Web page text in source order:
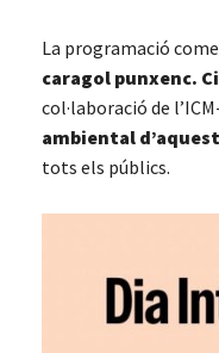
La programació
caragol punxenc.
col·laboració de
ambiental
tots els públics.